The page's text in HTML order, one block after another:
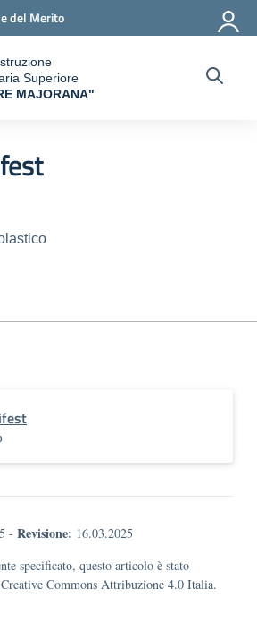
del Merito
Superiore
MAJORANA"
- Revisione: 16.03.2025
specificato, questo articolo è stato
Commons Attribuzione 4.0 Italia.